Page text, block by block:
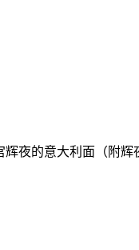
夜的意大利面（附